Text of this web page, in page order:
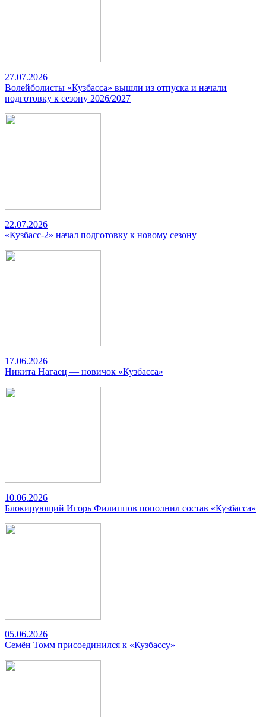
27.07.2026
Волейболисты «Кузбасса» вышли из отпуска и начали
подготовку к сезону 2026/2027
22.07.2026
«Кузбасс-2» начал подготовку к новому сезону
17.06.2026
Никита Нагаец — новичок «Кузбасса»
10.06.2026
Блокирующий Игорь Филиппов пополнил состав «Кузбасса»
05.06.2026
Семён Томм присоединился к «Кузбассу»